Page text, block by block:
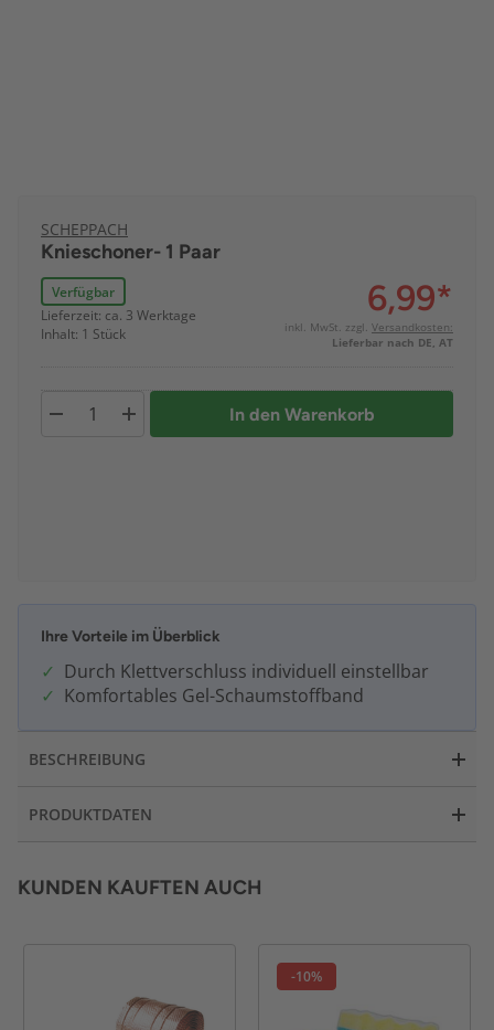
SCHEPPACH
Knieschoner- 1 Paar
Verfügbar
Lieferzeit: ca. 3 Werktage
Inhalt: 1 Stück
6,99*
inkl. MwSt. zzgl. Versandkosten:
Lieferbar nach DE, AT
In den Warenkorb
Ihre Vorteile im Überblick
Durch Klettverschluss individuell einstellbar
Komfortables Gel-Schaumstoffband
BESCHREIBUNG
PRODUKTDATEN
KUNDEN KAUFTEN AUCH
-10%